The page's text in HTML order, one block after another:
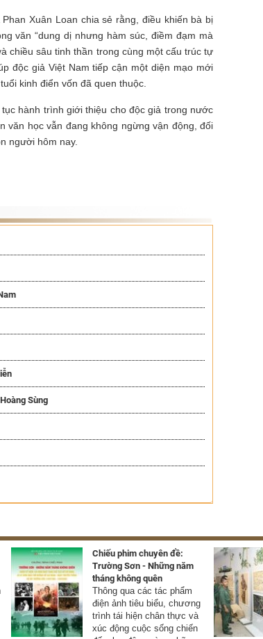
Phan Xuân Loan chia sẻ rằng, điều khiến bà bị
văn “dung dị nhưng hàm súc, điềm đạm mà
chiều sâu tinh thần trong cùng một cấu trúc tự
độc giả Việt Nam tiếp cận một diện mạo mới
kinh điển vốn đã quen thuộc.
hành trình giới thiệu cho độc giả trong nước
văn học vẫn đang không ngừng vận động, đối
người hôm nay.
Sùng
Chiếu phim chuyên đề:
Trường Sơn - Những năm
tháng không quên
Thông qua các tác phẩm
điện ảnh tiêu biểu, chương
trình tái hiện chân thực và
xúc động cuộc sống chiến